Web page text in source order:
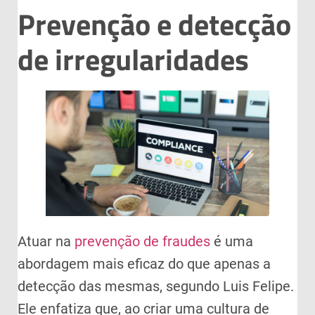
Prevenção e detecção
de irregularidades
Atuar na prevenção de fraudes é uma
abordagem mais eficaz do que apenas a
detecção das mesmas, segundo Luis Felipe.
Ele enfatiza que, ao criar uma cultura de